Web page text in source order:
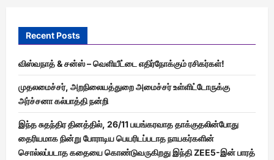
Recent Posts
விஸ்வநாத் & சன்ஸ் – வெளியீட்டை எதிர்நோக்கும் ரசிகர்கள்!
முதலமைச்சர், அறநிலையத்துறை அமைச்சர் உள்ளிட்டோருக்கு
அர்ச்சனா கல்பாத்தி நன்றி
இந்த சுதந்திர தினத்தில், 26/11 பயங்கரவாத தாக்குதலின்போது
தைரியமாக நின்று போராடிய பெயரிடப்படாத நாயகர்களின்
சொல்லப்படாத கதையை கொண்டுவருகிறது இந்தி ZEE5-இன் பாரத்